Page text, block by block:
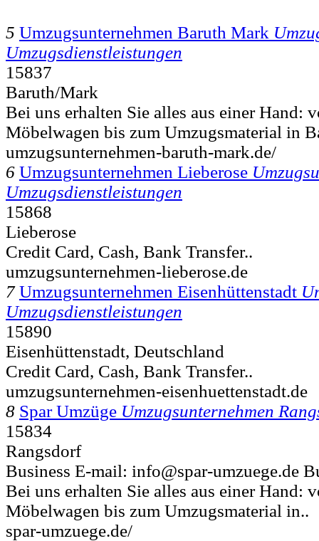
5 Umzugsunternehmen Baruth Mark
Umzugsdienstleistungen
15837
Baruth/Mark
Bei uns erhalten Sie alles aus einer Hand:
Möbelwagen bis zum Umzugsmaterial in
umzugsunternehmen-baruth-mark.de/
6 Umzugsunternehmen Lieberose
Umzugsdienstleistungen
15868
Lieberose
Credit Card, Cash, Bank Transfer..
umzugsunternehmen-lieberose.de
7 Umzugsunternehmen Eisenhüttenstadt
Umzugsdienstleistungen
15890
Eisenhüttenstadt, Deutschland
Credit Card, Cash, Bank Transfer..
umzugsunternehmen-eisenhuettenstadt.de
8 Spar Umzüge Umzugsunternehmen
15834
Rangsdorf
Business E-mail: info@spar-umzuege.de
Bei uns erhalten Sie alles aus einer Hand:
Möbelwagen bis zum Umzugsmaterial in..
spar-umzuege.de/